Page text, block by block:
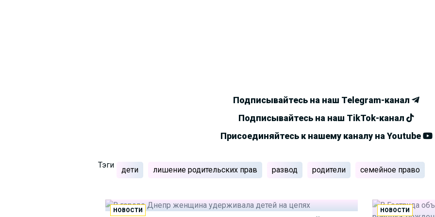
Подписывайтесь на наш Telegram-канал
Подписывайтесь на наш TikTok-канал
Присоединяйтесь к нашему каналу на Youtube
Тэги
дети лишение родительских прав развод родители семейное право
НОВОСТИ НОВОСТИ